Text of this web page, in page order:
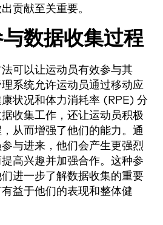
贡献至关重要。
数据收集过程
可以让运动员有效参与其
系统允许运动员通过移动应
状况和体力消耗率 (RPE) 分
收集工作，还让运动员积极
从而增强了他们的能力。通
与进来，他们会产生更强烈
高兴趣并加强合作。这种参
进一步了解数据收集的重要
益于他们的表现和整体健